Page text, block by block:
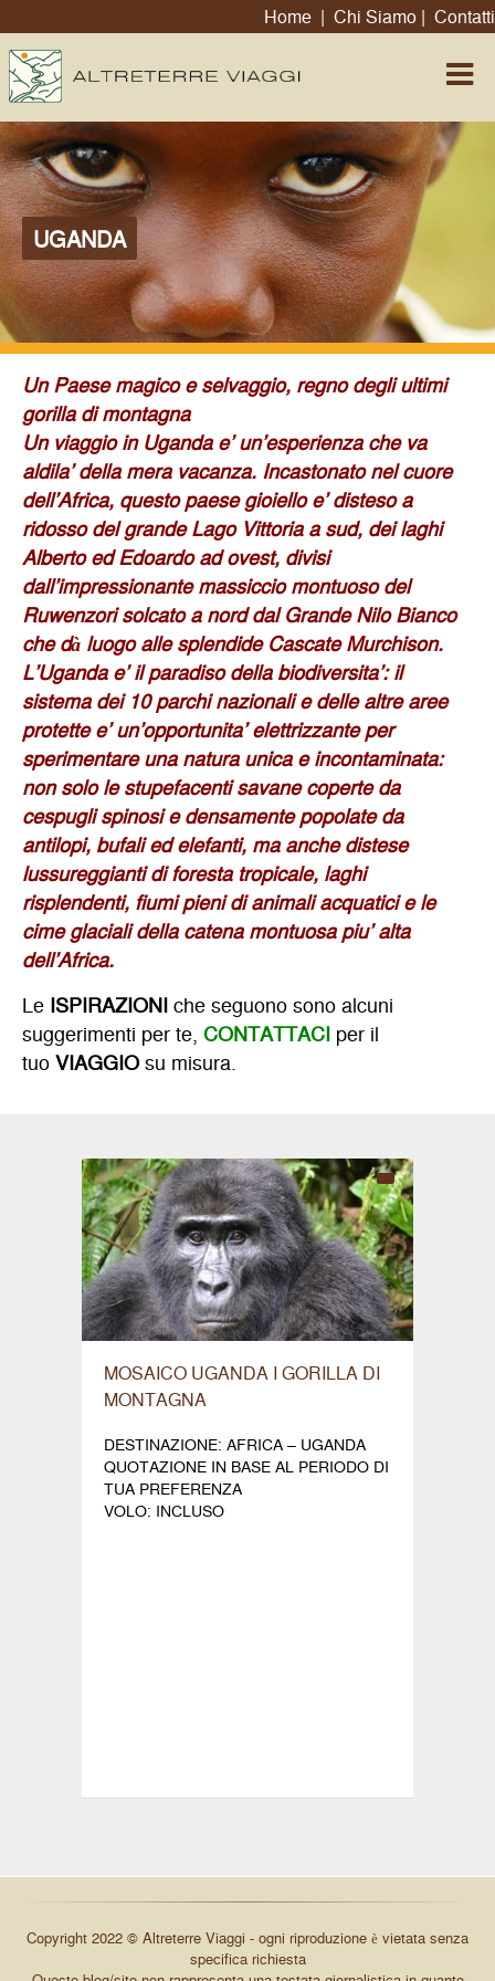
Home | Chi Siamo | Contatti
UGANDA
Un Paese magico e selvaggio, regno degli ultimi
gorilla di montagna
Un viaggio in Uganda e’ un’esperienza che va
aldila’ della mera vacanza. Incastonato nel cuore
dell’Africa, questo paese gioiello e’ disteso a
ridosso del grande Lago Vittoria a sud, dei laghi
Alberto ed Edoardo ad ovest, divisi
dall’impressionante massiccio montuoso del
Ruwenzori solcato a nord dal Grande Nilo Bianco
che dà luogo alle splendide Cascate Murchison.
L’Uganda e’ il paradiso della biodiversita’: il
sistema dei 10 parchi nazionali e delle altre aree
protette e’ un’opportunita’ elettrizzante per
sperimentare una natura unica e incontaminata:
non solo le stupefacenti savane coperte da
cespugli spinosi e densamente popolate da
antilopi, bufali ed elefanti, ma anche distese
lussureggianti di foresta tropicale, laghi
risplendenti, fiumi pieni di animali acquatici e le
cime glaciali della catena montuosa piu’ alta
dell’Africa.
Le ISPIRAZIONIche seguono sono alcuni
suggerimenti per te, CONTATTACI per il
tuoVIAGGIOsu misura.
MOSAICO UGANDA I GORILLA DI
MONTAGNA
DESTINAZIONE: AFRICA – UGANDA
QUOTAZIONE IN BASE AL PERIODO DI
TUA PREFERENZA
VOLO: INCLUSO
Copyright 2022 © Altreterre Viaggi - ogni riproduzione è vietata senza
specifica richiesta